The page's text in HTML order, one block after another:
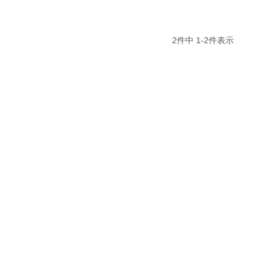
2件中 1-2件表示